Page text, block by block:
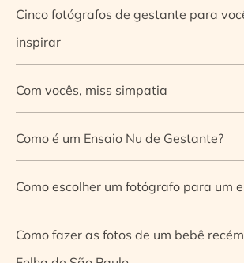
Cinco fotógrafos de gestante para
inspirar
Com vocês, miss simpatia
Como é um Ensaio Nu de Gestante?
Como escolher um fotógrafo para um
Como fazer as fotos de um bebê